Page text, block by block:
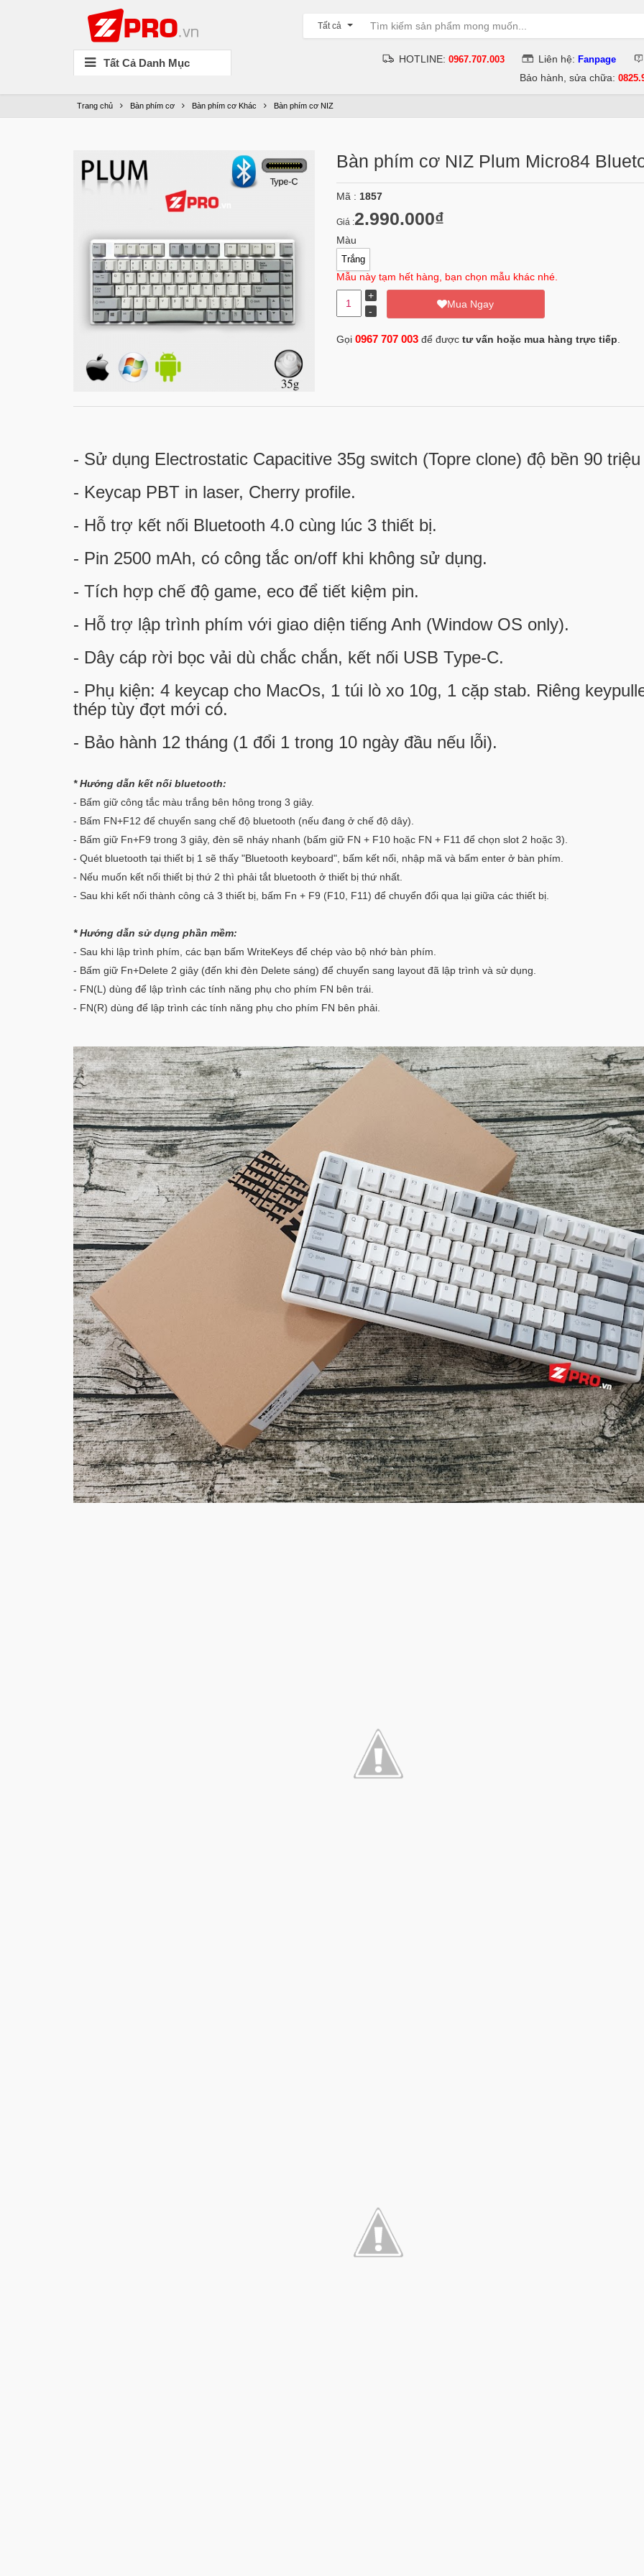
Tất cả
Tất Cả Danh Mục HOTLINE:0967.707.003 Liên hệ:Fanpage
Bảo hành, sửa chữa:
Trang chủ Bàn phím cơ Bàn phím cơ Khác Bàn phím cơ NIZ
Bàn phím cơ NIZ Plum Micro84
Mã : 1857
Giá :2.990.000₫
Màu
Trắng
Mẫu này tạm hết hàng, bạn chọn mẫu khác nhé.
Mua Ngay
Gọi 0967 707 003để được tư vấn hoặc mua hàng trực tiếp
- Sử dụng Electrostatic Capacitive 35g switch (Topre clone) độ bền 90
- Keycap PBT in laser, Cherry profile.
- Hỗ trợ kết nối Bluetooth 4.0 cùng lúc 3 thiết bị.
- Pin 2500 mAh, có công tắc on/off khi không sử dụng.
- Tích hợp chế độ game, eco để tiết kiệm pin.
- Hỗ trợ lập trình phím với giao diện tiếng Anh (Window OS only).
- Dây cáp rời bọc vải dù chắc chắn, kết nối USB Type-C.
- Phụ kiện: 4 keycap cho MacOs, 1 túi lò xo 10g, 1 cặp stab. Riêng
thép tùy đợt mới có.
- Bảo hành 12 tháng (1 đổi 1 trong 10 ngày đầu nếu lỗi).
* Hướng dẫn kết nối bluetooth:
- Bấm giữ công tắc màu trắng bên hông trong 3 giây.
- Bấm FN+F12 để chuyển sang chế độ bluetooth (nếu đang ở chế độ dây).
- Bấm giữ Fn+F9 trong 3 giây, đèn sẽ nháy nhanh (bấm giữ FN + F10 hoặc FN + F11 để chọn slot 2 hoặc 3).
- Quét bluetooth tại thiết bị 1 sẽ thấy "Bluetooth keyboard", bấm kết nối, nhập mã và bấm enter ở bàn phím.
- Nếu muốn kết nối thiết bị thứ 2 thì phải tắt bluetooth ở thiết bị thứ nhất.
- Sau khi kết nối thành công cả 3 thiết bị, bấm Fn + F9 (F10, F11) để chuyển đổi qua lại giữa các thiết bị.
* Hướng dẫn sử dụng phần mềm:
- Sau khi lập trình phím, các bạn bấm WriteKeys để chép vào bộ nhớ bàn phím.
- Bấm giữ Fn+Delete 2 giây (đến khi đèn Delete sáng) để chuyển sang layout đã lập trình và sử dụng.
- FN(L) dùng để lập trình các tính năng phụ cho phím FN bên trái.
- FN(R) dùng để lập trình các tính năng phụ cho phím FN bên phải.